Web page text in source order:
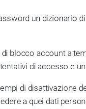
un dizionario
blocco account a
di accesso e
di disattivazione
a quei dati